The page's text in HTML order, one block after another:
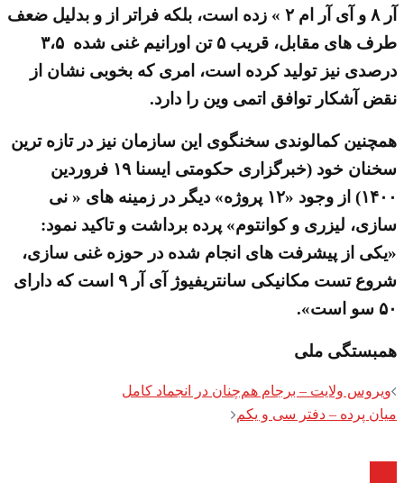
آر ۸ و آی آر ام ۲ » زده است، بلکه فراتر از و بدلیل ضعف
درصدی نیز تولید کرده است، امری که بخوبی نشان از
نقض آشکار توافق اتمی وین را دارد.
همچنین کمالوندی سخنگوی این سازمان نیز در تازه ترین
سخنان خود (خبرگزاری حکومتی ایسنا ۱۹ فروردین
۱۴۰۰) از وجود «۱۲ پروژه» دیگر در زمینه های « نی
سازی، لیزری و کوانتوم» پرده برداشت و تاکید نمود:
«یکی از پیشرفت های انجام شده در حوزه غنی سازی،
شروع تست مکانیکی سانتریفیوژ آی آر ۹ است که دارای
۵۰ سو است».
همبستگی ملی
Post
navigation
ویروس ولایت – برجام هم‌چنان در انجماد کامل
میان پرده – دفتر سی و یکم